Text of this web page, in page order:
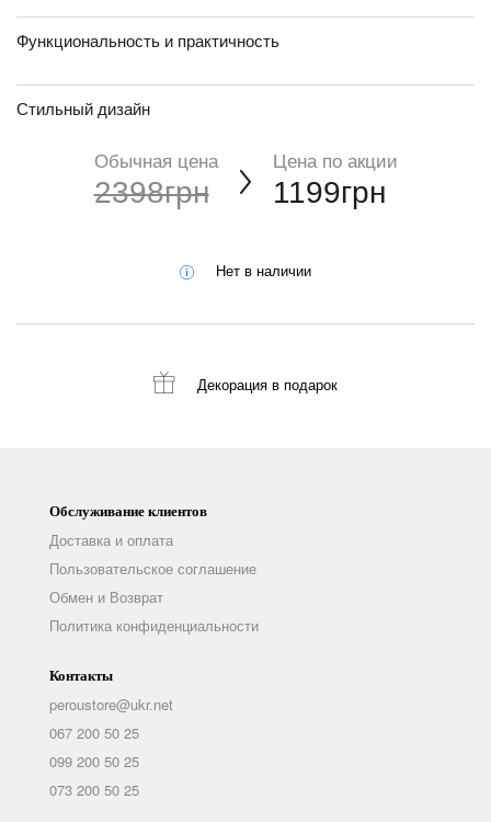
Функциональность и практичность
Стильный дизайн
Обычная цена
2398грн
Цена по акции
1199грн
Нет в наличии
Декорация в подарок
Обслуживание клиентов
Доставка и оплата
Пользовательское соглашение
Обмен и Возврат
Политика конфиденциальности
Контакты
peroustore@ukr.net
067 200 50 25
099 200 50 25
073 200 50 25